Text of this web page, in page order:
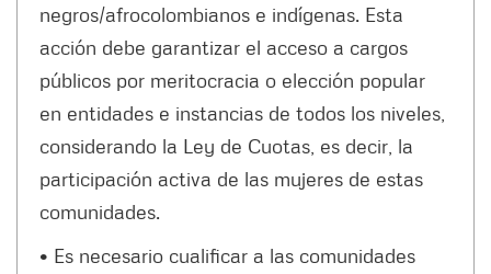
negros/afrocolombianos e indígenas. Esta
acción debe garantizar el acceso a cargos
públicos por meritocracia o elección popular
en entidades e instancias de todos los niveles,
considerando la Ley de Cuotas, es decir, la
participación activa de las mujeres de estas
comunidades.
• Es necesario cualificar a las comunidades